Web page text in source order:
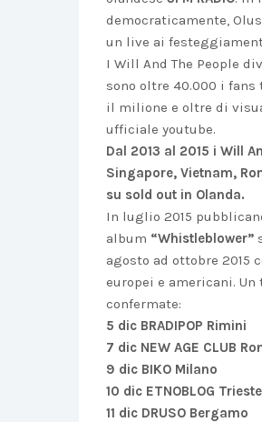
democraticamente,
un live ai
I Will And The People
sono oltre 40.000 i fans
il milione e oltre di
ufficiale youtube.
Dal 2013 al 2015 i Will
Singapore, Vietnam,
su sold out in Olanda.
In luglio 2015
album “Whistleblower”
agosto ad ottobre
europei e americani.
confermate:
5 dic BRADIPOP Rimini
7 dic NEW AGE CLUB
9 dic BIKO Milano
10 dic ETNOBLOG Trieste
11 dic DRUSO Bergamo